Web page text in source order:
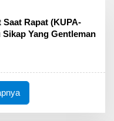
Rapat (KUPA-
Yang Gentleman